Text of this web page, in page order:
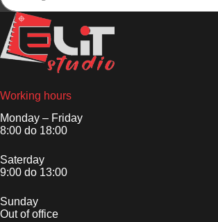
Working hours
Monday – Friday
8:00 do 18:00
Saterday
9:00 do 13:00
Sunday
Out of office